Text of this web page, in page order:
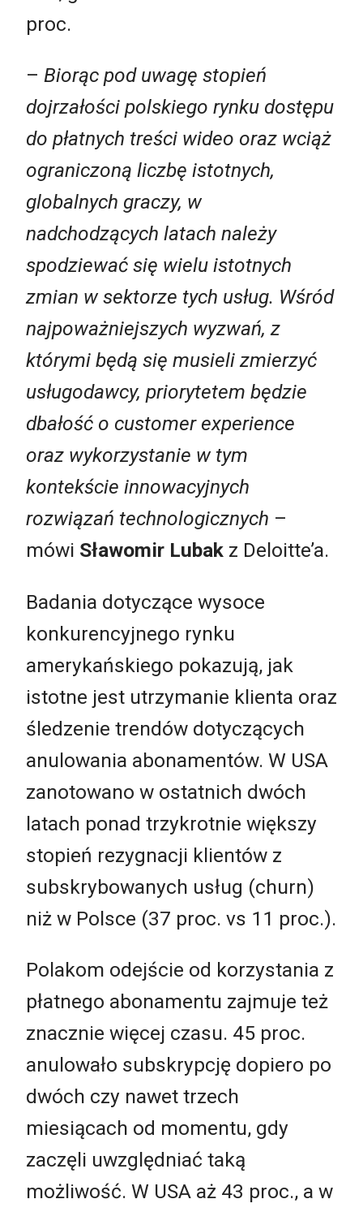
proc.
– Biorąc pod uwagę stopień
dojrzałości polskiego rynku dostępu
do płatnych treści wideo oraz wciąż
ograniczoną liczbę istotnych,
globalnych graczy, w
nadchodzących latach należy
spodziewać się wielu istotnych
zmian w sektorze tych usług. Wśród
najpoważniejszych wyzwań, z
którymi będą się musieli zmierzyć
usługodawcy, priorytetem będzie
dbałość o customer experience
oraz wykorzystanie w tym
kontekście innowacyjnych
rozwiązań technologicznych –
mówi Sławomir Lubak z Deloitte’a.
Badania dotyczące wysoce
konkurencyjnego rynku
amerykańskiego pokazują, jak
istotne jest utrzymanie klienta oraz
śledzenie trendów dotyczących
anulowania abonamentów. W USA
zanotowano w ostatnich dwóch
latach ponad trzykrotnie większy
stopień rezygnacji klientów z
subskrybowanych usług (churn)
niż w Polsce (37 proc. vs 11 proc.).
Polakom odejście od korzystania z
płatnego abonamentu zajmuje też
znacznie więcej czasu. 45 proc.
anulowało subskrypcję dopiero po
dwóch czy nawet trzech
miesiącach od momentu, gdy
zaczęli uwzględniać taką
możliwość. W USA aż 43 proc., a w